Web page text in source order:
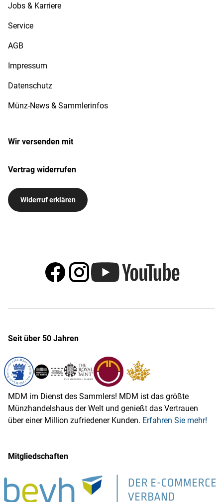
Jobs & Karriere
Service
AGB
Impressum
Datenschutz
Münz-News & Sammlerinfos
Wir versenden mit
Vertrag widerrufen
Widerruf erklären
Seit über 50 Jahren
MDM im Dienst des Sammlers! MDM ist das größte
Münzhandelshaus der Welt und genießt das Vertrauen
über einer Million zufriedener Kunden. Erfahren Sie mehr!
Mitgliedschaften